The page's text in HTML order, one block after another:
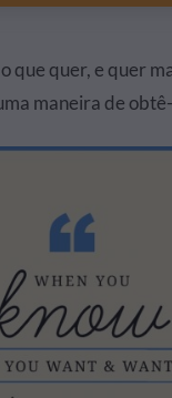
que quer, e quer
maneira de obtê-